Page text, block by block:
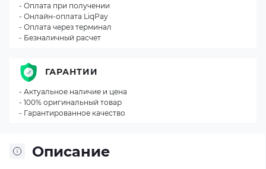
Описание
- Оплата при получении
- Онлайн-оплата LiqPay
- Оплата через терминал
- Безналичный расчет
ГАРАНТИИ
- Актуальное наличие и цена
- 100% оригинальный товар
- Гарантированное качество